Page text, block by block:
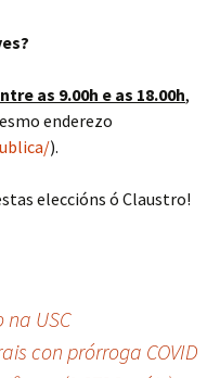
as 9.00h e as 18.00h,
enderezo
).
eleccións ó Claustro!
USC
con prórroga COVID